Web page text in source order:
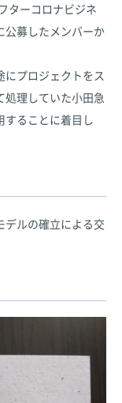
ターコロナビジネ
公募したメンバーか
プロジェクトをス
処理していた小田急
することに着目し
デルの確立による交